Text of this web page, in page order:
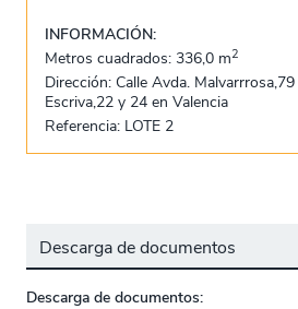
INFORMACIÓN:
Metros cuadrados: 336,0 m2
Dirección: Calle Avda.
Escriva,22 y 24 en Valencia
Referencia: LOTE 2
Descarga de documentos
Descarga de documentos: